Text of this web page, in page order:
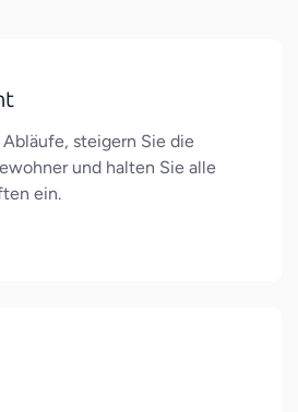
steigern Sie die
und halten Sie alle
ein.